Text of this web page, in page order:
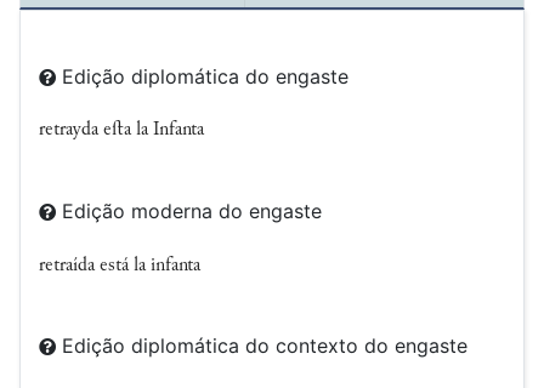
Edição diplomática do engaste
retrayda eﬅa la Infanta
Edição moderna do engaste
retraída está la infanta
Edição diplomática do contexto do engaste